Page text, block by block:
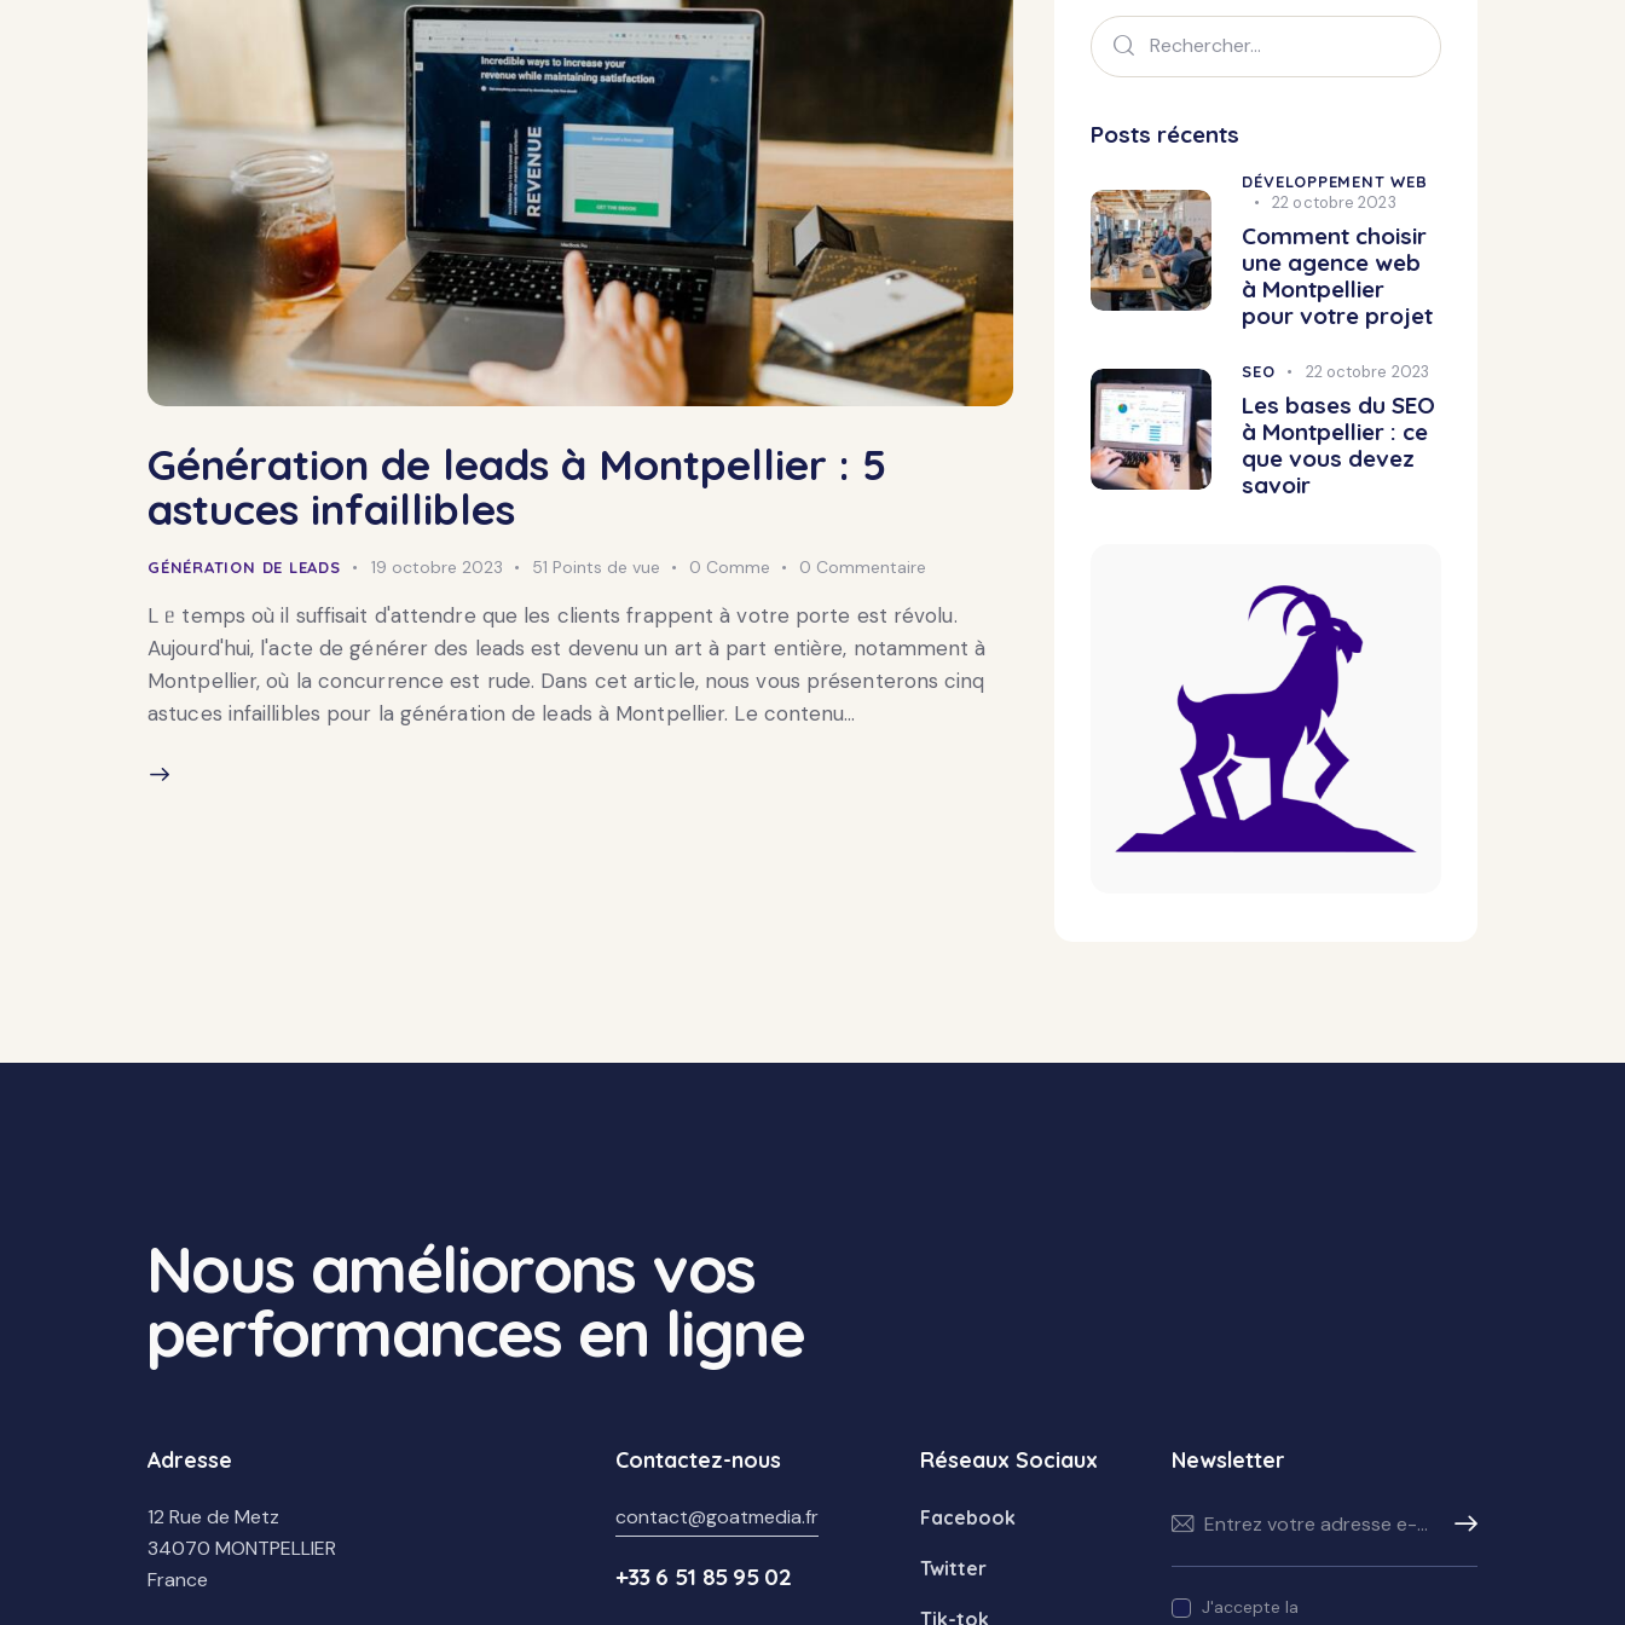
Génération de leads à Montpellier : 5
astuces infaillibles
GÉNÉRATION DE LEADS 19 octobre 2023 51 Points de vue 0 Comme 0 Commentaire
L ᥱ temps où il suffisait d'attendre que les clients frappent à votre porte est révolu.
Aujourd'hui, l'acte de générer des leads est devenu un art à part entière, notamment à
Montpellier, où la concurrence est rude. Dans cet article, nous vous présenterons cinq
astuces infaillibles pour la génération de leads à Montpellier. Le contenu…
Posts récents
DÉVELOPPEMENT WEB
22 octobre 2023
Comment choisir
une agence web
à Montpellier
pour votre projet
SEO 22 octobre 2023
Les bases du SEO
à Montpellier : ce
que vous devez
savoir
Nous améliorons vos
performances en ligne
Adresse
12 Rue de Metz
34070 MONTPELLIER
France
Contactez-nous
contact@goatmedia.fr
+33 6 51 85 95 02
Réseaux Sociaux
Facebook
Twitter
Tik-tok
Newsletter
S'abonner
J'accepte la